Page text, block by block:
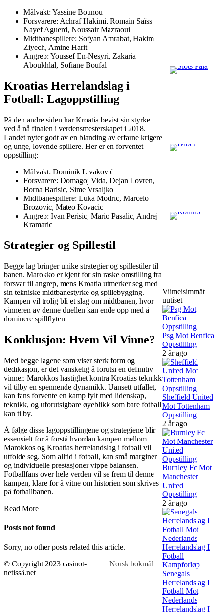
Målvakt: Yassine Bounou
Forsvarere: Achraf Hakimi, Romain Saïss,
Nayef Aguerd, Noussair Mazraoui
Midtbanespillere: Sofyan Amrabat, Hakim
Ziyech, Amine Harit
Angrep: Youssef En-Nesyri, Zakaria
Aboukhlal, Sofiane Boufal
Kroatias Herrelandslag i
Fotball: Lagoppstilling
På den andre siden har Kroatia bevist sin styrke
ved å nå finalen i verdensmesterskapet i 2018.
Landet nyter godt av en blanding av erfarne krigere
og unge, lovende spillere. Her er en forventet
oppstilling:
Målvakt: Dominik Livaković
Forsvarere: Domagoj Vida, Dejan Lovren,
Borna Barisic, Sime Vrsaljko
Midtbanespillere: Luka Modric, Marcelo
Brozovic, Mateo Kovacic
Angrep: Ivan Perisic, Mario Pasalic, Andrej
Kramaric
Strategier og Spillestil
Begge lag bringer unike strategier og spillestiler til
banen. Marokko er kjent for sin raske omstilling fra
forsvar til angrep, mens Kroatia utmerker seg med
sin tekniske midtbanestyrke og spillebygging.
Kampen vil trolig bli et slag om midtbanen, hvor
vinneren av denne duellen kan ende opp med å
dominere spillflyten.
Konklusjon: Hvem Vil Vinne?
Med begge lagene som viser sterk form og
dedikasjon, er det vanskelig å forutsi en definitiv
vinner. Marokkos hastighet kontra Kroatias teknikk
vil tilby en spennende dynamikk. Uansett utfallet,
kan fans forvente en kamp fylt med lidenskap,
teknikk, og uforutsigbare øyeblikk som bare fotball
kan tilby.
Å følge disse lagoppstillingene og strategiene blir
essensielt for å forstå hvordan kampen mellom
Marokkos og Kroatias herrelandslag i fotball vil
utfolde seg. Som alltid i fotball, kan små marginer
og individuelle prestasjoner vippe balansen.
Fotballfans over hele verden vil se frem til denne
kampen, klare for å vitne om historien som skrives
på fotballbanen.
Read More
Posts not found
Sorry, no other posts related this article.
Viimeisimmät
uutiset
Psg Mot Benfica
Oppstilling
2 år ago
Sheffield United
Mot Tottenham
Oppstilling
2 år ago
Burnley Fc Mot
Manchester
United
Oppstilling
2 år ago
Senegals
Herrelandslag I
Fotball Mot
Nederlands
Herrelandslag I
© Copyright 2023 casinot-
netissä.net
Norsk bokmål